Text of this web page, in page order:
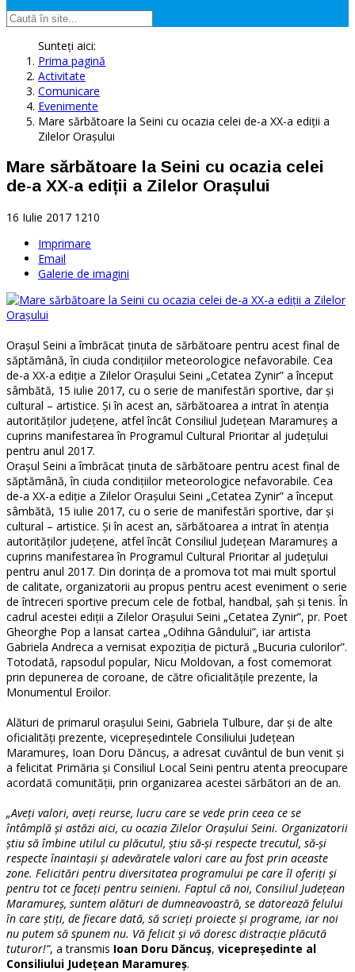
Sunteți aici:
Prima pagină
Activitate
Comunicare
Evenimente
Mare sărbătoare la Seini cu ocazia celei de-a XX-a ediții a
Zilelor Orașului
Mare sărbătoare la Seini cu ocazia celei
de-a XX-a ediții a Zilelor Orașului
16 Iulie 2017 1210
Imprimare
Email
Galerie de imagini
Oraşul Seini a îmbrăcat ţinuta de sărbătoare pentru acest final de
săptămână, în ciuda condiţiilor meteorologice nefavorabile. Cea
de-a XX-a ediţie a Zilelor Oraşului Seini „Cetatea Zynir” a început
sâmbătă, 15 iulie 2017, cu o serie de manifestări sportive, dar şi
cultural – artistice. Şi în acest an, sărbătoarea a intrat în atenţia
autorităţilor judeţene, atfel încât Consiliul Judeţean Maramureş a
cuprins manifestarea în Programul Cultural Prioritar al judeţului
pentru anul 2017.
Oraşul Seini a îmbrăcat ţinuta de sărbătoare pentru acest final de
săptămână, în ciuda condiţiilor meteorologice nefavorabile. Cea
de-a XX-a ediţie a Zilelor Oraşului Seini „Cetatea Zynir” a început
sâmbătă, 15 iulie 2017, cu o serie de manifestări sportive, dar şi
cultural – artistice. Şi în acest an, sărbătoarea a intrat în atenţia
autorităţilor judeţene, atfel încât Consiliul Judeţean Maramureş a
cuprins manifestarea în Programul Cultural Prioritar al judeţului
pentru anul 2017. Din dorinţa de a promova tot mai mult sportul
de calitate, organizatorii au propus pentru acest eveniment o serie
de întreceri sportive precum cele de fotbal, handbal, şah şi tenis. În
cadrul acestei ediţii a Zilelor Oraşului Seini „Cetatea Zynir”, pr. Poet
Gheorghe Pop a lansat cartea „Odihna Gândului”, iar artista
Gabriela Andreca a vernisat expoziţia de pictură „Bucuria culorilor”.
Totodată, rapsodul popular, Nicu Moldovan, a fost comemorat
prin depunerea de coroane, de către oficialităţile prezente, la
Monumentul Eroilor.
Alături de primarul oraşului Seini, Gabriela Tulbure, dar şi de alte
oficialităţi prezente, vicepreşedintele Consiliului Judeţean
Maramureş, Ioan Doru Dăncuş, a adresat cuvântul de bun venit şi
a felicitat Primăria şi Consiliul Local Seini pentru atenta preocupare
acordată comunităţii, prin organizarea acestei sărbători an de an.
„Aveţi valori, aveţi reurse, lucru care se vede prin ceea ce se
întâmplă şi astăzi aici, cu ocazia Zilelor Oraşului Seini. Organizatorii
ştiu să îmbine utilul cu plăcutul, ştiu să-şi respecte trecutul, să-şi
respecte înaintaşii şi adevăratele valori care au fost prin aceaste
zone. Felicitări pentru diversitatea programului pe care îl oferiţi şi
pentru tot ce faceţi pentru seinieni. Faptul că noi, Consiliul Judeţean
Maramureş, suntem alături de dumneavoastră, se datorează felului
în care ştiţi, de fiecare dată, să scrieţi proiecte şi programe, iar noi
nu putem să spunem nu. Vă felicit şi vă doresc distracţie plăcută
tuturor!”, a transmis Ioan Doru Dăncuş, vicepreşedinte al
Consiliului Judeţean Maramureş.